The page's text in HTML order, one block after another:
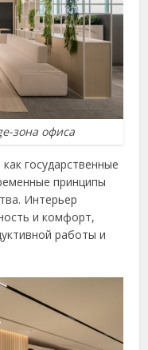
зона офиса
государственные
принципы
Интерьер
и комфорт,
работы и